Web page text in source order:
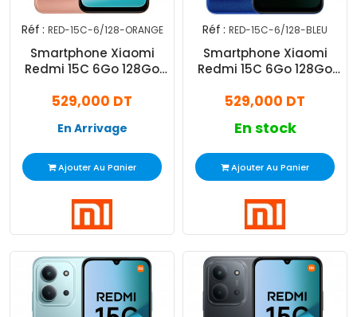
Réf : RED-15C-6/128-ORANGE
Smartphone Xiaomi
Redmi 15C 6Go 128Go
529,000 DT
En Arrivage
Ajouter Au Panier
Réf : RED-15C-6/128-BLEU
Smartphone Xiaomi
Redmi 15C 6Go 128Go
529,000 DT
En stock
Ajouter Au Panier